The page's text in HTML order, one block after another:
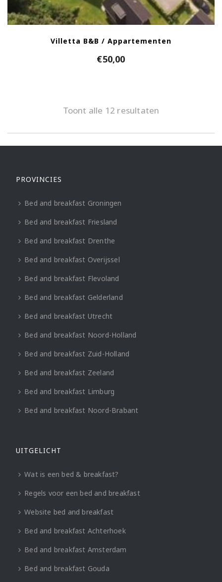
Villetta B&B / Appartementen
€50,00
Toont alle 12 resultaten
PROVINCIES
Bed and breakfast Groningen
Bed and breakfast Friesland
Bed and breakfast Drenthe
Bed and breakfast Overijssel
Bed and breakfast Flevoland
Bed and breakfast Gelderland
Bed and breakfast Utrecht
Bed and breakfast Noord-Holland
Bed and breakfast Zuid-Holland
Bed and breakfast Zeeland
Bed and breakfast Limburg
Bed and breakfast Noord-Brabant
UITGELICHT
Wat is een bed & breakfast?
Regels voor een bed and breakfast
Website bed and breakfast
Bed and breakfast Achterhoek
Bed and breakfast Amsterdam
Bed and breakfast Gouda